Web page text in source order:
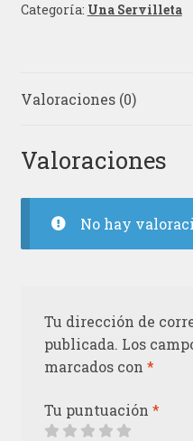
Categoría: Una Servilleta
Valoraciones (0)
Valoraciones
No hay
Tu dirección de
publicada. Los
marcados con *
Tu puntuación *